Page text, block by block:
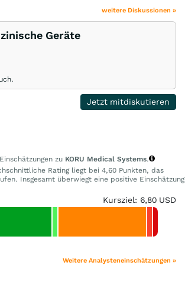
weitere Diskussionen »
Geräte
Jetzt mitdiskutieren
zu KORU Medical Systems.
Rating liegt bei 4,60 Punkten, das
Insgesamt überwiegt eine positive Einschätzung
Kursziel: 6,80 USD
Weitere Analysteneinschätzungen »